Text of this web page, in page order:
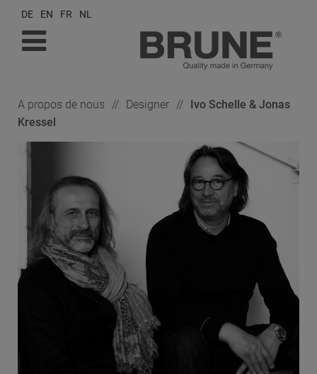
DE EN FR NL
À propos de nous Designer
Ivo Schelle & Jonas
Kressel